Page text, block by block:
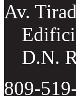
Av.
D.N.
809-